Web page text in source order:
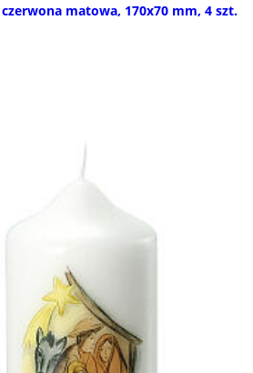
matowa, 170x70 mm, 4 szt.